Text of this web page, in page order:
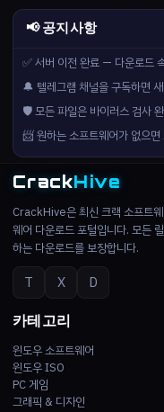
📢 공지사항
✅ 서버 이전 완료 — 다운로드
🔔 텔레그램 채널을 구독하면
🛡️ 모든 파일은 바이러스 검사
📨 원하는 소프트웨어가 없으
CrackHive
CrackHive은 최신 크랙 소프트
웨어 다운로드 포털입니다. 모든
하는 다운로드를 보장합니다.
T X D
카테고리
윈도우 소프트웨어
윈도우 ISO
PC 게임
그래픽 & 디자인